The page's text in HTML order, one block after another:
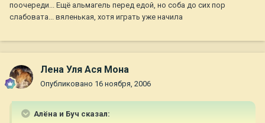
поочереди... Ещё альмагель перед едой, но соба до сих пор
слабовата... вяленькая, хотя играть уже начила
Лена Уля Ася Мона
Опубликовано 16 ноября, 2006
Алёна и Буч сказал: